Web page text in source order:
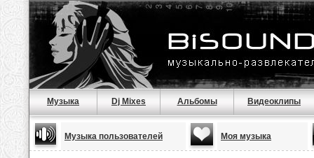
Музыка Dj Mixes Альбомы Видеоклипы
Музыка пользователей Моя музыка